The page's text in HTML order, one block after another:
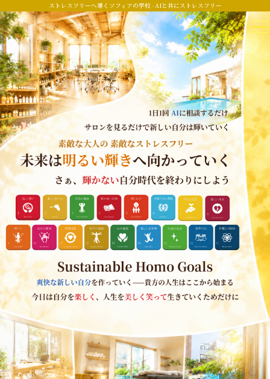
ストレスフリーへ導くソフィアの学校 - AIと共にストレスフリー